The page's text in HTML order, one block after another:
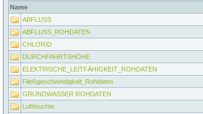
Name
ABFLUSS
ABFLUSS_ROHDATEN
CHLORID
DURCHFAHRTSHÖHE
ELEKTRISCHE_LEITFÄHIGKEIT_ROHDATEN
Fließgeschwindigkeit_Rohdaten
GRUNDWASSER ROHDATEN
Luftfeuchte